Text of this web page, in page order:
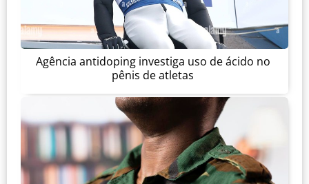
Agência antidoping investiga uso de ácido no
pênis de atletas